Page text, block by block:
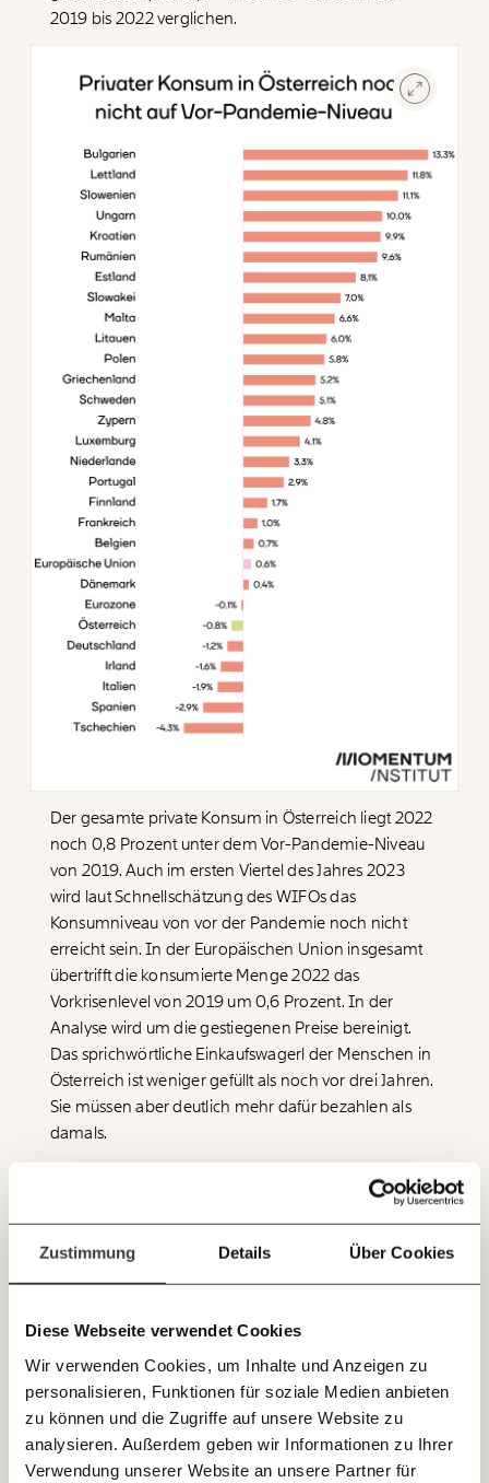
Zustimmung Details Über Cookies
Diese Webseite verwendet Cookies
Wir verwenden Cookies, um Inhalte und Anzeigen zu
personalisieren, Funktionen für soziale Medien anbieten
zu können und die Zugriffe auf unsere Website zu
analysieren. Außerdem geben wir Informationen zu Ihrer
Verwendung unserer Website an unsere Partner für
JETZT
EINFACH
TEILEN.
Veränderung
beginnt mit Dir!
Werde
und wir können gemeinsam
unsere Wirtschaft so gestalten, dass sie für alle
funktioniert. Unsere Recherchen sind für alle frei im
Netz. Unabhängig und werbefrei. Und das wird auch
so bleiben. Kämpf’ mit uns für den Fortschritt und
unterstütze uns mit Deinem Mitgliedsbeitrag.
Du überweist lieber direkt?
Hier unsere IBAN: AT34 4300 0498 0007 6017
Fragen und Antworten.
Immer auf dem
mit unseren gratis
E-Mail-Newslettern!
2019 bis 2022 verglichen.
Der gesamte private Konsum in Österreich liegt 2022
noch 0,8 Prozent unter dem Vor-Pandemie-Niveau
von 2019. Auch im ersten Viertel des Jahres 2023
wird laut Schnellschätzung des WIFOs das
Konsumniveau von vor der Pandemie noch nicht
erreicht sein. In der Europäischen Union insgesamt
übertrifft die konsumierte Menge 2022 das
Vorkrisenlevel von 2019 um 0,6 Prozent. In der
Analyse wird um die gestiegenen Preise bereinigt.
Das sprichwörtliche Einkaufswagerl der Menschen in
Österreich ist weniger gefüllt als noch vor drei Jahren.
Sie müssen aber deutlich mehr dafür bezahlen als
damals.
2022 liegen die pro Kopf Ausgaben somit rund 4
Prozent unter dem Konsumniveau 2019. Österreich
liegt somit den Pro-Kopf-Konsum betreffend in der
EU zusammen mit Irland, Tschechien und
Luxemburg an vorletzter Stelle.